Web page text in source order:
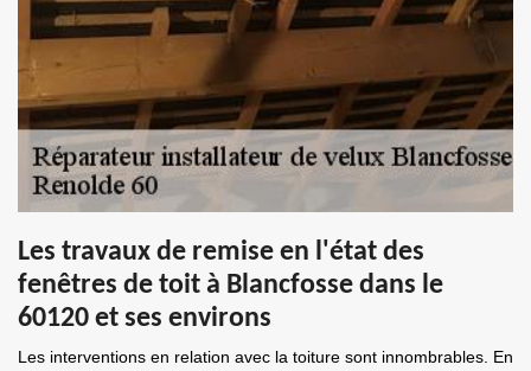
Les travaux de remise en l'état des
fenêtres de toit à Blancfosse dans le
60120 et ses environs
Les interventions en relation avec la toiture sont innombrables. En